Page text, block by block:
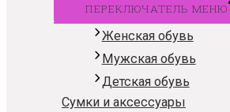
ПЕРЕКЛЮЧАТЕЛЬ МЕНЮ
Женская обувь
Мужская обувь
Детская обувь
Сумки и аксессуары